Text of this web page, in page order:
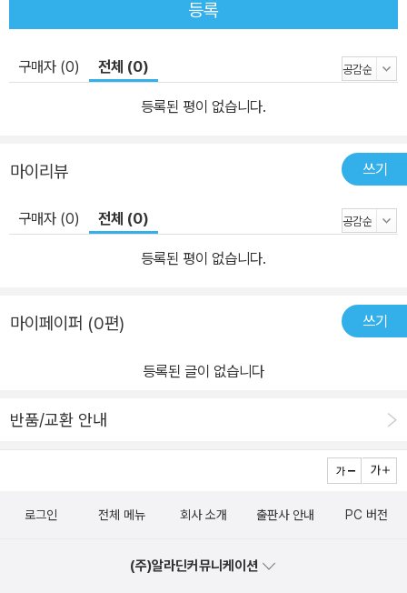
등록
구매자 (0) 전체 (0)
등록된 평이 없습니다.
마이리뷰 쓰기
구매자 (0) 전체 (0)
등록된 평이 없습니다.
마이페이퍼 (0편) 쓰기
등록된 글이 없습니다
반품/교환 안내
로그인 전체 메뉴 회사 소개 출판사 안내 PC 버전
(주)알라딘커뮤니케이션